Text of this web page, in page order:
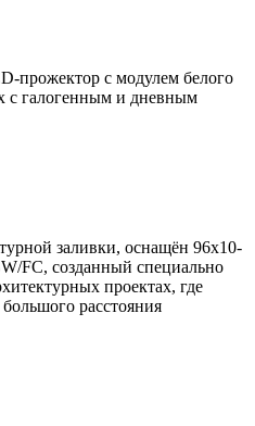
прожектор с модулем белого
с галогенным и дневным
заливки, оснащён 96х10-
FC, созданный специально
проектах, где
расстояния